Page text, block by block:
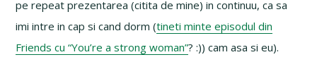
pe repeat prezentarea (citita de mine) in continuu, ca sa
imi intre in cap si cand dorm (tineti minte episodul din
Friends cu “You’re a strong woman”? :)) cam asa si eu).